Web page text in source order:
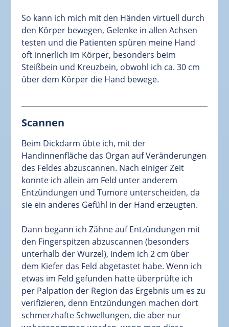
So kann ich mich mit den Händen virtuell durch
den Körper bewegen, Gelenke in allen Achsen
testen und die Patienten spüren meine Hand
oft innerlich im Körper, besonders beim
Steißbein und Kreuzbein, obwohl ich ca. 30 cm
über dem Körper die Hand bewege.
Scannen
Beim Dickdarm übte ich, mit der
Handinnenfläche das Organ auf Veränderungen
des Feldes abzuscannen. Nach einiger Zeit
konnte ich allein am Feld unter anderem
Entzündungen und Tumore unterscheiden, da
sie ein anderes Gefühl in der Hand erzeugten.
Dann begann ich Zähne auf Entzündungen mit
den Fingerspitzen abzuscannen (besonders
unterhalb der Wurzel), indem ich 2 cm über
dem Kiefer das Feld abgetastet habe. Wenn ich
etwas im Feld gefunden hatte überprüfte ich
per Palpation der Region das Ergebnis um es zu
verifizieren, denn Entzündungen machen dort
schmerzhafte Schwellungen, die aber nur